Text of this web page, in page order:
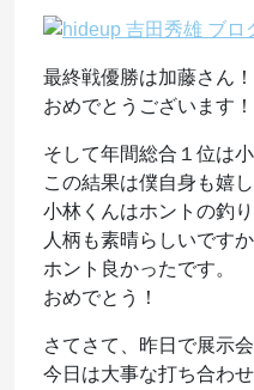
最終戦優勝は加藤さん！
おめでとうございます！
そして年間総合１位は小
この結果は僕自身も嬉し
小林くんはホントの釣り
人柄も素晴らしいですか
ホント良かったです。
おめでとう！
さてさて、昨日で展示
今日は大事な打ち合わ